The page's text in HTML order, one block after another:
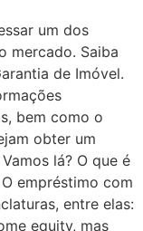
um dos
mercado. Saiba
de Imóvel.
bem como o
obter um
lá? O que é
empréstimo com
entre elas:
equity, mas